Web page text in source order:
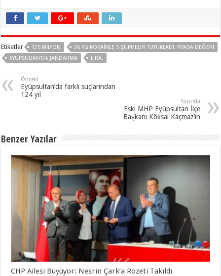
Etiketler 125 MILYON
36 KG KOKAINLE 5 ŞÜPHELIYI TUTUKLADI. PIYASA DEĞERI
EYÜPSULTAN'DA JANDARMA
LIRA.
Önceki
Eyüpsultan’da farklı suçlarından
124 yıl
Sonraki
Eski MHP Eyüpsultan İlçe
Başkanı Köksal Kaçmaz’ın
Benzer Yazılar
CHP Ailesi Büyüyor: Nesrin Çark’a Rozeti Takıldı